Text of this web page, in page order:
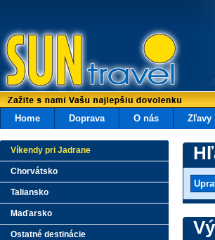
Home Doprava O nás Zľavy
Víkendy pri Jadrane
Chorvátsko
Taliansko
Maďarsko
Ostatné destinácie